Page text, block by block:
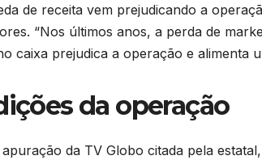
de receita vem prejudicando a
“Nos últimos anos, a perda de
caixa prejudica a operação e alimenta
da operação
da TV Globo citada pela